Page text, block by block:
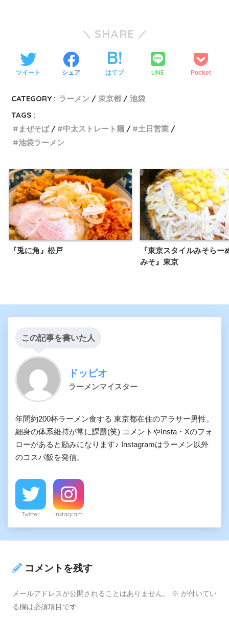
SHARE
ツイート シェア はてブ LINE Pocket
CATEGORY : ラーメン 東京都
池袋
TAGS :
まぜそば
中太ストレート麺
土日営業
池袋ラーメン
『兎に角』松戸
『東京スタイルみそらー
みそ』東京
この記事を書いた人
ドッピオ
ラーメンマイスター
年間約200杯ラーメン食する 東京都在住のアラサー男性。
細身の体系維持が常に課題(笑) コメントやInsta・Xのフォ
ローがあると励みになります♪ Instagramはラーメン以外
のコスパ飯を発信。
Twitter Instagram
コメントを残す
メールアドレスが公開されることはありません。 ※ が付いてい
る欄は必須項目です